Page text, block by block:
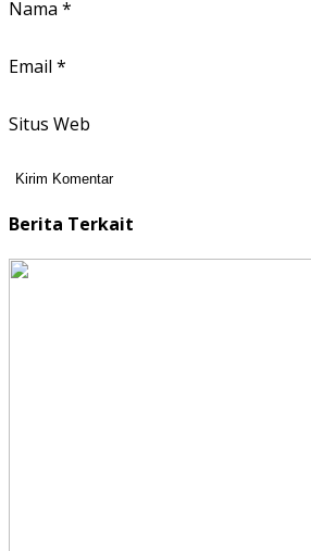
Nama *
Email *
Situs Web
Berita Terkait